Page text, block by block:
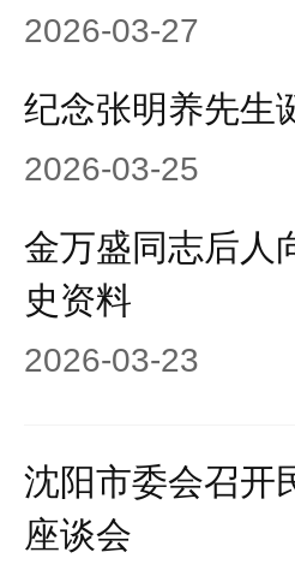
2026-03-27
纪念张明养先生
2026-03-25
金万盛同志后人
史资料
2026-03-23
沈阳市委会召开
座谈会